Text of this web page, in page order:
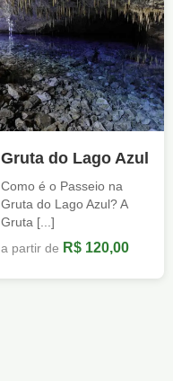
Gruta do Lago Azul
Como é o Passeio na
Gruta do Lago Azul? A
Gruta [...]
a partir de R$ 120,00